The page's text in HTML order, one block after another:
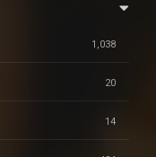
1,038
20
14